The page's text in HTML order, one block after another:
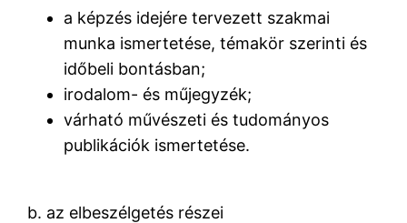
a képzés idejére tervezett szakmai
munka ismertetése, témakör szerinti és
időbeli bontásban;
irodalom- és műjegyzék;
várható művészeti és tudományos
publikációk ismertetése.
b. az elbeszélgetés részei